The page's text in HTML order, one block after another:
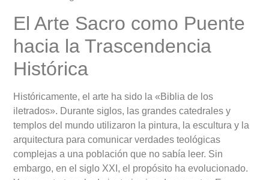
El Arte Sacro como Puente
hacia la Trascendencia
Histórica
Históricamente, el arte ha sido la «Biblia de los
iletrados». Durante siglos, las grandes catedrales y
templos del mundo utilizaron la pintura, la escultura y la
arquitectura para comunicar verdades teológicas
complejas a una población que no sabía leer. Sin
embargo, en el siglo XXI, el propósito ha evolucionado.